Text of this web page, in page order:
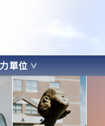
單位